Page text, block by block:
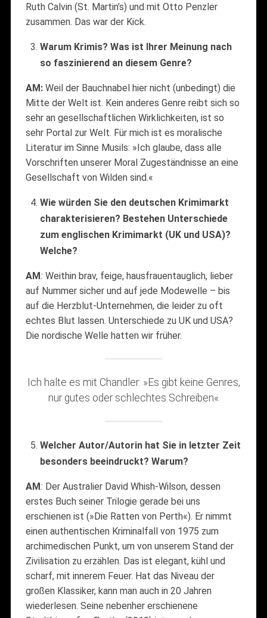
Ruth Calvin (St. Martin’s) und mit Otto Penzler
zusammen. Das war der Kick.
Warum Krimis? Was ist Ihrer Meinung nach
so faszinierend an diesem Genre?
AM:Weil der Bauchnabel hier nicht (unbedingt) die
Mitte der Welt ist. Kein anderes Genre reibt sich so
sehr an gesellschaftlichen Wirklichkeiten, ist so
sehr Portal zur Welt. Für mich ist es moralische
Literatur im Sinne Musils: »Ich glaube, dass alle
Vorschriften unserer Moral Zugeständnisse an eine
Gesellschaft von Wilden sind.«
Wie würden Sie den deutschen Krimimarkt
charakterisieren? Bestehen Unterschiede
zum englischen Krimimarkt (UK und USA)?
Welche?
AM: Weithin brav, feige, hausfrauentauglich, lieber
auf Nummer sicher und auf jede Modewelle – bis
auf die Herzblut-Unternehmen, die leider zu oft
echtes Blut lassen. Unterschiede zu UK und USA?
Die nordische Welle hatten wir früher.
Ich halte es mit Chandler: »Es gibt keine Genres,
nur gutes oder schlechtes Schreiben«
Welcher Autor/Autorin hat Sie in letzter Zeit
besonders beeindruckt? Warum?
AM: Der Australier David Whish-Wilson, dessen
erstes Buch seiner Trilogie gerade bei uns
erschienen ist (»Die Ratten von Perth«). Er nimmt
einen authentischen Kriminalfall von 1975 zum
archimedischen Punkt, um von unserem Stand der
Zivilisation zu erzählen. Das ist elegant, kühl und
scharf, mit innerem Feuer. Hat das Niveau der
großen Klassiker, kann man auch in 20 Jahren
wiederlesen. Seine nebenher erschienene